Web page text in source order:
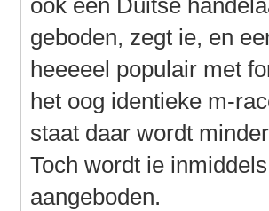
ook een Duitse
geboden, zegt ie, en
heeeeel populair met
het oog identieke m-
staat daar wordt
Toch wordt ie
aangeboden.